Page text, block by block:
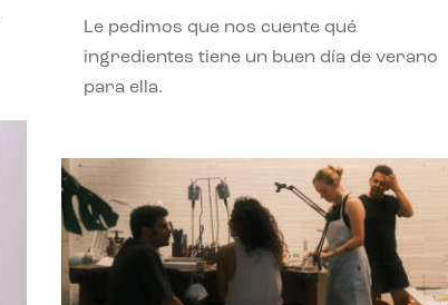
Le pedimos que nos cuente qué
ingredientes tiene un buen día de verano
para ella.